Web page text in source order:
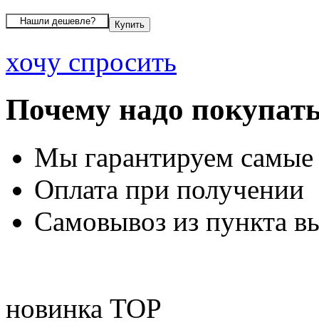
хочу спросить
Почему надо
Мы гарантируем
Оплата при получении
Самовывоз из пункта
новинка TOP